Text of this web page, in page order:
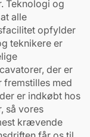
Teknologi og
alle
opfylder
teknikere er
der er
med
er indkøbt hos
så vores
krævende